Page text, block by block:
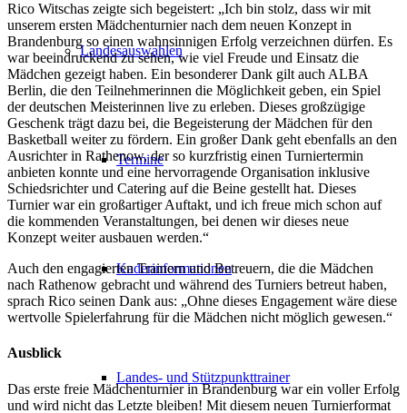
Landesauswahlen
Termine
Kaderinformationen
Landes- und Stützpunkttrainer
Rico Witschas zeigte sich begeistert: „Ich bin stolz, dass wir mit
unserem ersten Mädchenturnier nach dem neuen Konzept in
Brandenburg so einen wahnsinnigen Erfolg verzeichnen dürfen. Es
war beeindruckend zu sehen, wie viel Freude und Einsatz die
Mädchen gezeigt haben. Ein besonderer Dank gilt auch ALBA
Berlin, die den Teilnehmerinnen die Möglichkeit geben, ein Spiel
der deutschen Meisterinnen live zu erleben. Dieses großzügige
Geschenk trägt dazu bei, die Begeisterung der Mädchen für den
Basketball weiter zu fördern. Ein großer Dank geht ebenfalls an den
Ausrichter in Rathenow, der so kurzfristig einen Turniertermin
anbieten konnte und eine hervorragende Organisation inklusive
Schiedsrichter und Catering auf die Beine gestellt hat. Dieses
Turnier war ein großartiger Auftakt, und ich freue mich schon auf
die kommenden Veranstaltungen, bei denen wir dieses neue
Konzept weiter ausbauen werden.“
Auch den engagierten Trainern und Betreuern, die die Mädchen
nach Rathenow gebracht und während des Turniers betreut haben,
sprach Rico seinen Dank aus: „Ohne dieses Engagement wäre diese
wertvolle Spielerfahrung für die Mädchen nicht möglich gewesen.“
Ausblick
Das erste freie Mädchenturnier in Brandenburg war ein voller Erfolg
und wird nicht das Letzte bleiben! Mit diesem neuen Turnierformat